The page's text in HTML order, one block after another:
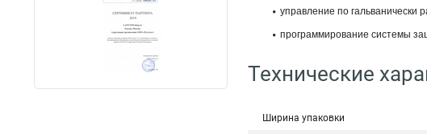
управление по гальванически
программирование системы
Технические
Ширина упаковки